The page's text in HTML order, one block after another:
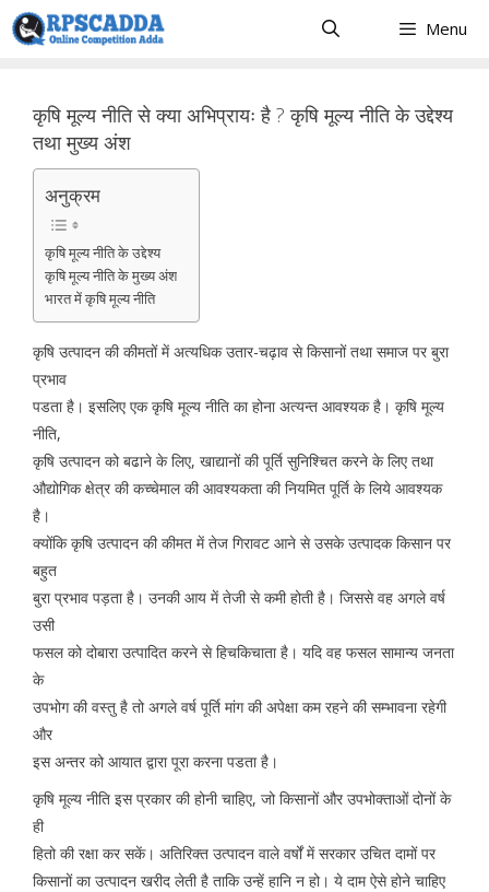
Skip
to
Menu
कृषि मूल्य नीति से क्या अभिप्रायः है ? कृषि मूल्य नीति के उद्देश्य
तथा मुख्य अंश
अनुक्रम
कृषि मूल्य नीति के उद्देश्य
कृषि मूल्य नीति के मुख्य अंश
भारत में कृषि मूल्य नीति
कृषि उत्पादन की कीमतों में अत्यधिक उतार-चढ़ाव से किसानों तथा समाज पर बुरा
प्रभाव
पडता है। इसलिए एक कृषि मूल्य नीति का होना अत्यन्त आवश्यक है। कृषि मूल्य
नीति,
कृषि उत्पादन को बढाने के लिए, खाद्यानों की पूर्ति सुनिश्चित करने के लिए तथा
औद्योगिक क्षेत्र की कच्चेमाल की आवश्यकता की नियमित पूर्ति के लिये आवश्यक
है।
क्योंकि कृषि उत्पादन की कीमत में तेज गिरावट आने से उसके उत्पादक किसान पर
बहुत
बुरा प्रभाव पड़ता है। उनकी आय में तेजी से कमी होती है। जिससे वह अगले वर्ष
उसी
फसल को दोबारा उत्पादित करने से हिचकिचाता है। यदि वह फसल सामान्य जनता
के
उपभोग की वस्तु है तो अगले वर्ष पूर्ति मांग की अपेक्षा कम रहने की सम्भावना रहेगी
और
इस अन्तर को आयात द्वारा पूरा करना पडता है।
कृषि मूल्य नीति इस प्रकार की होनी चाहिए, जो किसानों और उपभोक्ताओं दोनों के
ही
हितो की रक्षा कर सकें। अतिरिक्त उत्पादन वाले वर्षों में सरकार उचित दामों पर
किसानों का उत्पादन खरीद लेती है ताकि उन्हें हानि न हो। ये दाम ऐसे होने चाहिए